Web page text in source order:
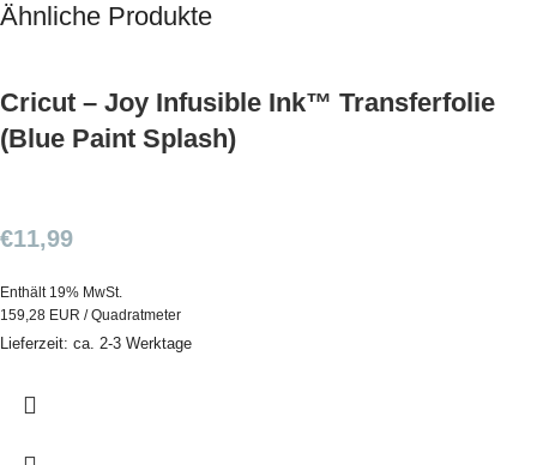
Ähnliche Produkte
Cricut – Joy Infusible Ink™ Transferfolie
(Blue Paint Splash)
€11,99
Enthält 19% MwSt.
159,28 EUR / Quadratmeter
Lieferzeit: ca. 2-3 Werktage